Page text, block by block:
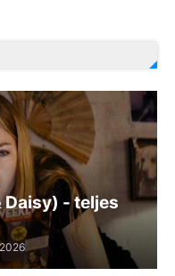
Daisy) - teljes